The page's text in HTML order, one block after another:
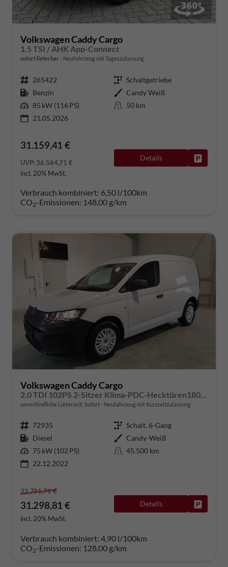
Volkswagen Caddy Cargo
1.5 TSI / AHK App-Connect
sofort lieferbar Neufahrzeug mit Tageszulassung
265422
Schaltgetriebe
Benzin
Candy Weiß
85 kW (116 PS)
50 km
21.05.2026
31.159,41 €
UVP:36.564,71 €
incl. 20% MwSt.
Details
Verbrauch kombiniert: 6,50 l/100km
CO2-Emissionen: 148,00 g/km
Volkswagen Caddy Cargo
unverbindliche Lieferzeit: Sofort Neufahrzeug mit Kurzzeitzulassung
72935
Schalt. 6-Gang
Diesel
Candy-Weiß
75 kW (102 PS)
45.500 km
22.12.2022
32.791,76 €
31.298,81 €
incl. 20% MwSt.
Details
Verbrauch kombiniert: 4,90 l/100km
CO2-Emissionen: 128,00 g/km